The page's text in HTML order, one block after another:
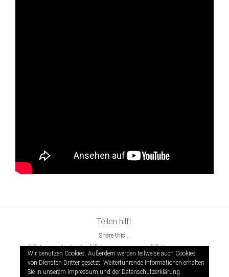
Wir benutzen Cookies. Außerdem werden teilweise auch Cookies
von Diensten Dritter gesetzt. Weiterführende Informationen erhalten
Sie in unserem Impressum und der Datenschutzerklärung
Teilen hilft:
Share this...